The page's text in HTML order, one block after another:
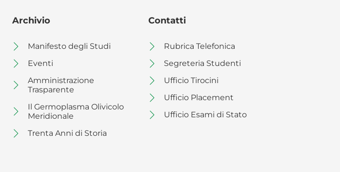
Archivio
Manifesto degli Studi
Eventi
Amministrazione
Trasparente
Il Germoplasma Olivicolo
Meridionale
Trenta Anni di Storia
Contatti
Rubrica Telefonica
Segreteria Studenti
Ufficio Tirocini
Ufficio Placement
Ufficio Esami di Stato